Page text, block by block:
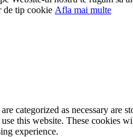
de tip cookie Afla mai multe
categorized as necessary are
this website. These cookies
experience.